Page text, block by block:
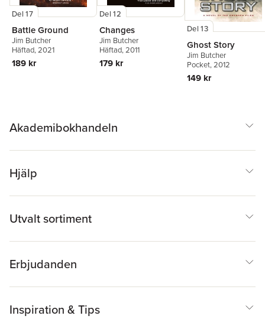
Del 17
Battle Ground
Jim Butcher
Häftad, 2021
189 kr
Del 12
Changes
Jim Butcher
Häftad, 2011
179 kr
Del 13
Ghost Story
Jim Butcher
Pocket, 2012
149 kr
Akademibokhandeln
Hjälp
Utvalt sortiment
Erbjudanden
Inspiration & Tips